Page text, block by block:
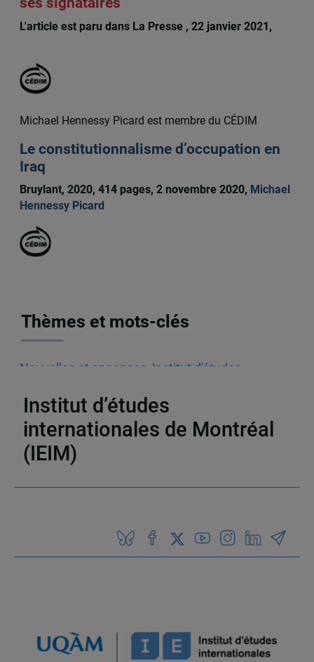
L'article est paru dans La Presse , 22 janvier 2021,
Michael Hennessy Picard est membre du CÉDIM
Le constitutionnalisme d’occupation en
Iraq
Bruylant, 2020, 414 pages, 2 novembre 2020, Michael
Hennessy Picard
Thèmes et mots-clés
Nouvelles et annonces Institut d'études
Institut d’études
internationales de Montréal
(IEIM)